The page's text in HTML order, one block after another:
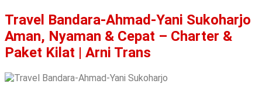
Travel Bandara-Ahmad-Yani Sukoharjo
Aman, Nyaman & Cepat – Charter &
Paket Kilat | Arni Trans